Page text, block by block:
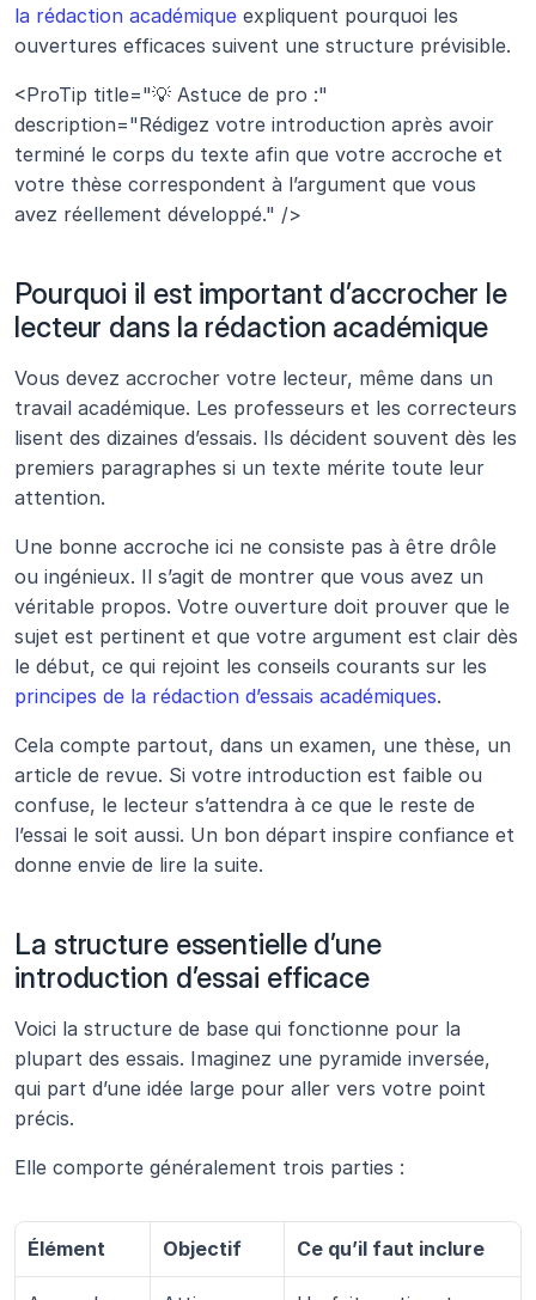
la rédaction académique expliquent pourquoi les
ouvertures efficaces suivent une structure prévisible.
<ProTip title="💡 Astuce de pro :"
description="Rédigez votre introduction après avoir
terminé le corps du texte afin que votre accroche et
votre thèse correspondent à l’argument que vous
avez réellement développé." />
Pourquoi il est important d’accrocher le
lecteur dans la rédaction académique
Vous devez accrocher votre lecteur, même dans un
travail académique. Les professeurs et les correcteurs
lisent des dizaines d’essais. Ils décident souvent dès les
premiers paragraphes si un texte mérite toute leur
attention.
Une bonne accroche ici ne consiste pas à être drôle
ou ingénieux. Il s’agit de montrer que vous avez un
véritable propos. Votre ouverture doit prouver que le
sujet est pertinent et que votre argument est clair dès
principes de la rédaction d’essais académiques.
Cela compte partout, dans un examen, une thèse, un
article de revue. Si votre introduction est faible ou
confuse, le lecteur s’attendra à ce que le reste de
l’essai le soit aussi. Un bon départ inspire confiance et
donne envie de lire la suite.
La structure essentielle d’une
introduction d’essai efficace
Voici la structure de base qui fonctionne pour la
plupart des essais. Imaginez une pyramide inversée,
qui part d’une idée large pour aller vers votre point
précis.
Elle comporte généralement trois parties :
Élément Objectif Ce qu’il faut inclure